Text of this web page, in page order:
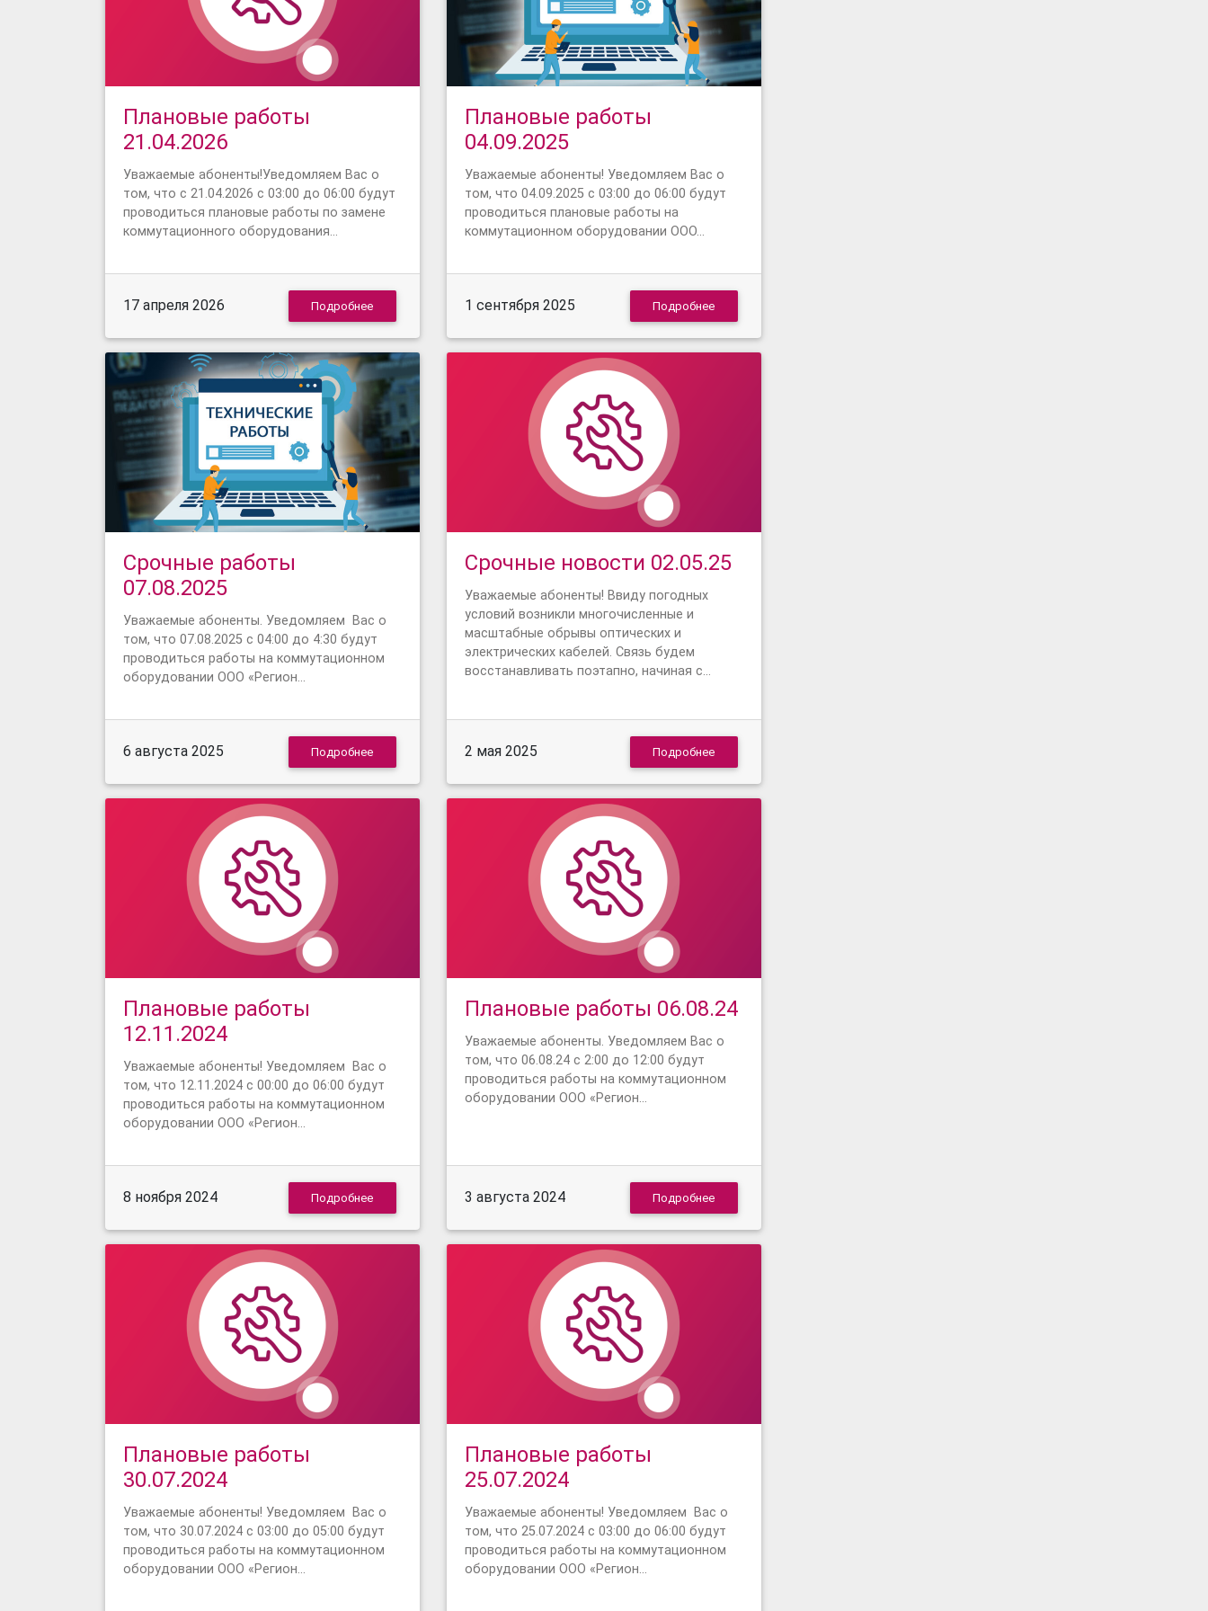
Плановые работы
21.04.2026
Уважаемые абоненты!Уведомляем Вас о
том, что с 21.04.2026 с 03:00 до 06:00 будут
проводиться плановые работы по замене
коммутационного оборудования…
17 апреля 2026 Подробнее
Плановые работы
04.09.2025
Уважаемые абоненты! Уведомляем Вас о
том, что 04.09.2025 с 03:00 до 06:00 будут
проводиться плановые работы на
коммутационном оборудовании ООО…
1 сентября 2025 Подробнее
Срочные работы
07.08.2025
Уважаемые абоненты. Уведомляем Вас о
том, что 07.08.2025 с 04:00 до 4:30 будут
проводиться работы на коммутационном
оборудовании ООО «Регион…
6 августа 2025 Подробнее
Срочные новости 02.05.25
Уважаемые абоненты! Ввиду погодных
условий возникли многочисленные и
масштабные обрывы оптических и
электрических кабелей. Связь будем
восстанавливать поэтапно, начиная с…
2 мая 2025 Подробнее
Плановые работы
12.11.2024
Уважаемые абоненты! Уведомляем Вас о
том, что 12.11.2024 с 00:00 до 06:00 будут
проводиться работы на коммутационном
оборудовании ООО «Регион…
8 ноября 2024 Подробнее
Плановые работы 06.08.24
Уважаемые абоненты. Уведомляем Вас о
том, что 06.08.24 с 2:00 до 12:00 будут
проводиться работы на коммутационном
оборудовании ООО «Регион…
3 августа 2024 Подробнее
Плановые работы
30.07.2024
Уважаемые абоненты! Уведомляем Вас о
том, что 30.07.2024 с 03:00 до 05:00 будут
проводиться работы на коммутационном
оборудовании ООО «Регион…
Плановые работы
25.07.2024
Уважаемые абоненты! Уведомляем Вас о
том, что 25.07.2024 с 03:00 до 06:00 будут
проводиться работы на коммутационном
оборудовании ООО «Регион…